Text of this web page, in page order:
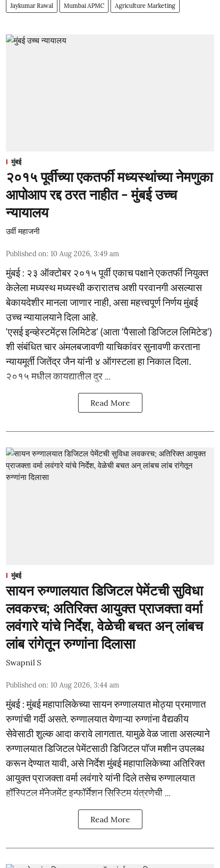
Jaykumar Rawal Mumbai APMC Agriculture Marketing
मुंबई
२०१५ पूर्वीच्या एकतर्फी मध्यस्थांच्या नेमणुका
आपोआप रद्द ठरत नाहीत - मुंबई उच्च
न्यायालय
उर्वी महाजनी
Published on: 10 Aug 2026, 3:49 am
मुंबई : २३ ऑक्टोबर २०१५ पूर्वी एकाच पक्षाने एकतर्फी नियुक्त
केलेला मध्यस्थ मध्यस्थी करारातच अशी परवानगी असल्यास
बेकायदेशीर मानला जाणार नाही, असा महत्त्वपूर्ण निर्णय मुंबई
उच्च न्यायालयाने दिला आहे.
‘एसई इन्व्हेस्टमेंट्स लिमिटेड’ (आता ‘पैसालो डिजिटल लिमिटेड’)
शी संबंधित चार अंमलबजावणी याचिकांवर सुनावणी करताना
न्यायमूर्ती जितेंद्र जैन यांनी ४ ऑगस्टला हा निकाल दिला.
२०१५ मधील कायद्यातील दुर ...
Read More
मुंबई
सायन रुग्णालयात डिजिटल पेमेंटची सुविधा
लवकरच; अतिरिक्त आयुक्त प्राजक्ता वर्मा
लवंगारे यांचे निर्देश, वेळेची बचत अन् लांबच
लांब रांगेतून रुग्णांना दिलासा
Swapnil S
Published on: 10 Aug 2026, 3:44 am
मुंबई : मुंबई महापालिकेच्या सायन रुग्णालयात मोठ्या प्रमाणात
रुग्णांची गर्दी असते. रुग्णालयात येणाऱ्या रुग्णांना वैद्यकीय
सेवेसाठी शुल्क आदा करावे लागतात. यामुळे वेळ जाता असल्याने
रुग्णालयात डिजिटल पेमेंटसाठी डिजिटल पॉज मशीन उपलब्ध
करून देण्यात यावी, असे निर्देश मुंबई महापालिकेच्या अतिरिक्त
आयुक्त प्राजक्ता वर्मा लवंगारे यांनी दिले तसेच रुग्णालयात
हॉस्पिटल मॅनेजमेंट इन्फॉर्मेशन सिस्टिम यंत्रणेची ...
Read More